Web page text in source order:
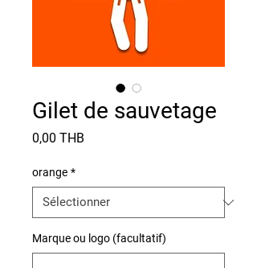
Gilet de sauvetage
0,00 THB
orange *
Marque ou logo (facultatif)